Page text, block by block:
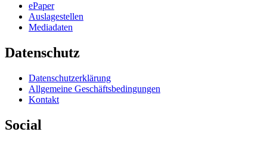
ePaper
Auslagestellen
Mediadaten
Datenschutz
Datenschutzerklärung
Allgemeine Geschäftsbedingungen
Kontakt
Social